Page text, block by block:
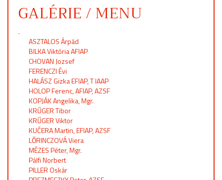
GALÉRIE / MENU
.
ASZTALOS Árpád
BILKA Viktória AFIAP
CHOVAN Jozsef
FERENCZI Évi
HALÁSZ Gizka EFIAP, T IAAP
HOLOP Ferenc, AFIAP, AZSF
KOPJÁK Angelika, Mgr.
KRŰGER Tibor
KRŰGER Viktor
KUČERA Martin, EFIAP, AZSF
LŐRINCZOVÁ Viera
MÉZES Péter, Mgr.
Pálfi Norbert
PILLER Oskár